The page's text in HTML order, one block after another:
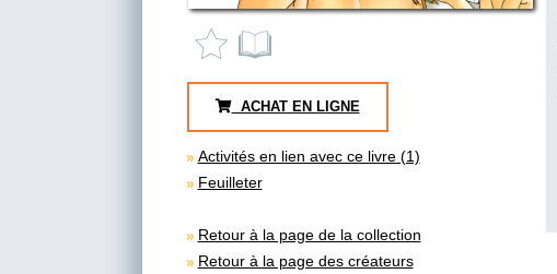
ACHAT EN LIGNE
Activités en lien avec ce livre (1)
Feuilleter
Retour à la page de la collection
Retour à la page des créateurs